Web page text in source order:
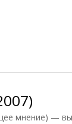
мнение) —